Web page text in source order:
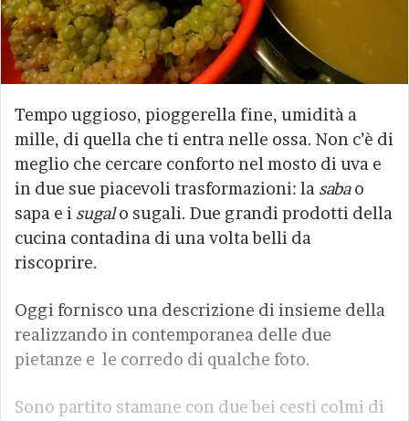
Tempo uggioso, pioggerella fine, umidità a
mille, di quella che ti entra nelle ossa. Non c’è di
meglio che cercare conforto nel mosto di uva e
in due sue piacevoli trasformazioni: la sabao
sapa e i sugalo sugali. Due grandi prodotti della
cucina contadina di una volta belli da
riscoprire.
Oggi fornisco una descrizione di insieme della
realizzando in contemporanea delle due
pietanze e le corredo di qualche foto.
Sono partito stamane con due bei cesti colmi di